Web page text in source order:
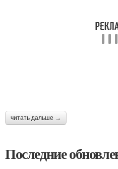
читать дальше →
Последние